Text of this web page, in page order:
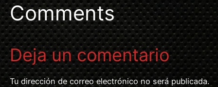
Comments
Deja un comentario
Tu dirección de correo electrónico no será publicada.